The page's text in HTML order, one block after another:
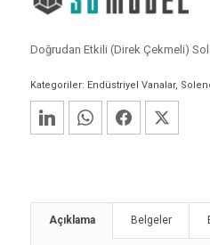
Doğrudan Etkili (Direk Çekmeli)
Kategoriler: Endüstriyel Vanalar,
LinkedIn WhatsAppFacebook
Açıklama Belgeler